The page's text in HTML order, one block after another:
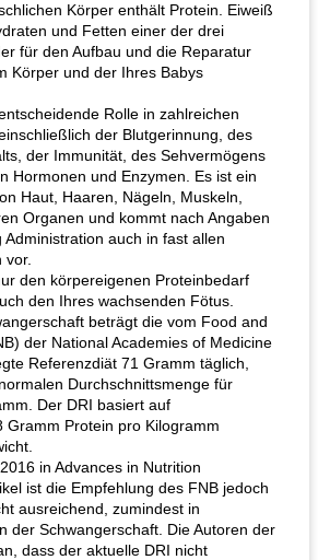
Körper enthält Protein. Eiweiß
und Fetten einer der drei
für den Aufbau und die Reparatur
Körper und der Ihres Babys
Rolle in zahlreichen
der Blutgerinnung, des
der Immunität, des Sehvermögens
Hormonen und Enzymen. Es ist ein
Haut, Haaren, Nägeln, Muskeln,
Organen und kommt nach Angaben
auch in fast allen
vor.
den körpereigenen Proteinbedarf
den Ihres wachsenden Fötus.
beträgt die vom Food and
der National Academies of Medicine
Referenzdiät 71 Gramm täglich,
Durchschnittsmenge für
Der DRI basiert auf
Gramm Protein pro Kilogramm
in Advances in Nutrition
ist die Empfehlung des FNB jedoch
ausreichend, zumindest in
der Schwangerschaft. Die Autoren der
dass der aktuelle DRI nicht